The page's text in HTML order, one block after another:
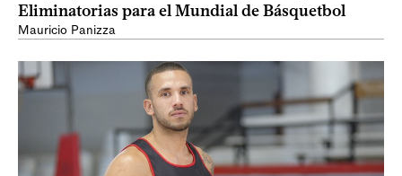
Eliminatorias para el Mundial de Básquetbol
Mauricio Panizza